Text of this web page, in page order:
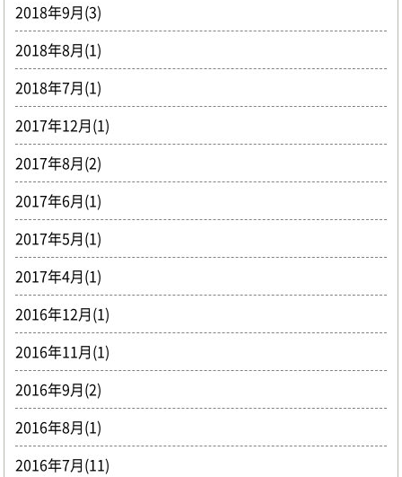
2018年9月(3)
2018年8月(1)
2018年7月(1)
2017年12月(1)
2017年8月(2)
2017年6月(1)
2017年5月(1)
2017年4月(1)
2016年12月(1)
2016年11月(1)
2016年9月(2)
2016年8月(1)
2016年7月(11)